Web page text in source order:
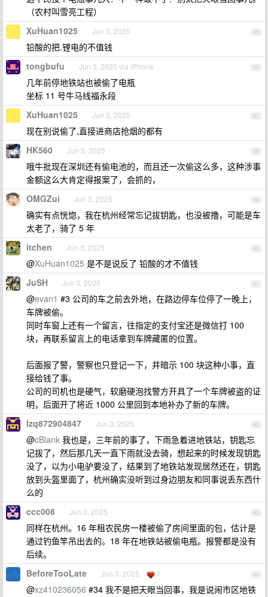
（农村叫雪亮工程）
35
XuHuan1025 Jun 3, 2025
铅酸的把.锂电的不值钱
36
tongbufu Jun 3, 2025 via iPhone
几年前停地铁站也被偷了电瓶
坐标 11 号牛马线福永段
37
XuHuan1025 Jun 3, 2025
现在别说偷了,直接进商店抢烟的都有
38
HK560 Jun 3, 2025
哦牛批现在深圳还有偷电池的，而且还一次偷这么多，这种涉事
金额这么大肯定得报案了，会抓的，
39
OMGZui Jun 3, 2025
确实有点恍惚，我在杭州经常忘记拔钥匙，也没被撸，可能是车
太老了，骑了 5 年
40
itchen Jun 3, 2025
@XuHuan1025 是不是说反了 铅酸的才不值钱
41
JuSH Jun 3, 2025
@evan1 #3 公司的车之前去外地，在路边停车位停了一晚上，
车牌被偷。
同时车窗上还有一个留言，往指定的支付宝还是微信打 100
块，再联系留言上的电话拿到车牌藏匿的位置。
后面报了警，警察也只登记一下，并暗示 100 块这种小事，直
接给钱了事。
公司的司机也是硬气，软磨硬泡找警方开具了一个车牌被盗的证
明，后面开了将近 1000 公里回到本地补办了新的车牌。
42
lzq872904847 Jun 3, 2025
@cBlank 我也是，三年前的事了，下雨急着进地铁站，钥匙忘
记拔了，然后那几天一直下雨就没去骑，想起来的时候发现钥匙
没了，以为小电驴要没了，结果到了地铁站发现居然还在，钥匙
放到头盔里面了，杭州确实没听到过身边朋友和同事说丢东西什
么的
43
ccc008 Jun 3, 2025
同样在杭州。16 年租农民房一楼被偷了房间里面的包，估计是
通过钓鱼竿吊出去的。18 年在地铁站被偷电瓶。报警都是没有
后续。
44
BeforeTooLate Jun 3, 2025 1
@xz410236056 #34 我不是把天眼当回事，我是说闹市区地铁